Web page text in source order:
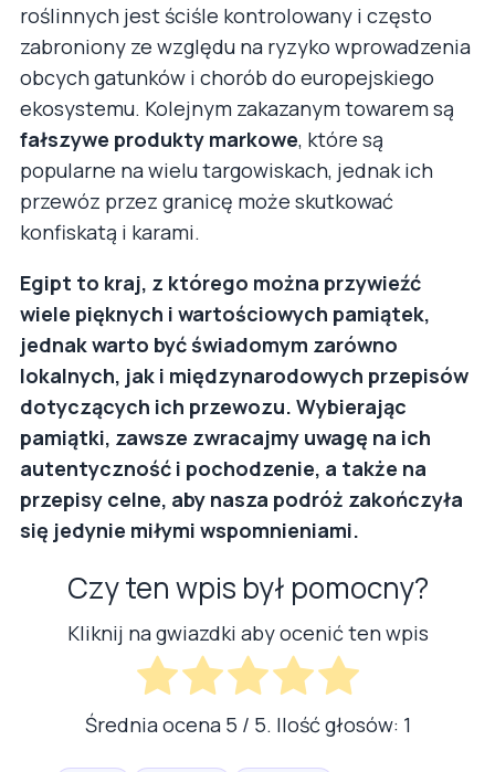
roślinnych jest ściśle kontrolowany i często
zabroniony ze względu na ryzyko wprowadzenia
obcych gatunków i chorób do europejskiego
ekosystemu. Kolejnym zakazanym towarem są
fałszywe produkty markowe, które są
popularne na wielu targowiskach, jednak ich
przewóz przez granicę może skutkować
konfiskatą i karami.
Egipt to kraj, z którego można przywieźć
wiele pięknych i wartościowych pamiątek,
jednak warto być świadomym zarówno
lokalnych, jak i międzynarodowych przepisów
dotyczących ich przewozu. Wybierając
pamiątki, zawsze zwracajmy uwagę na ich
autentyczność i pochodzenie, a także na
przepisy celne, aby nasza podróż zakończyła
się jedynie miłymi wspomnieniami.
Czy ten wpis był pomocny?
Kliknij na gwiazdki aby ocenić ten wpis
Średnia ocena 5 / 5. Ilość głosów: 1